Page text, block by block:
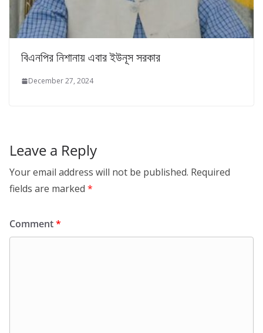
বিএনপির নিশানায় এবার ইউনূস সরকার
December 27, 2024
Leave a Reply
Your email address will not be published. Required
fields are marked *
Comment*